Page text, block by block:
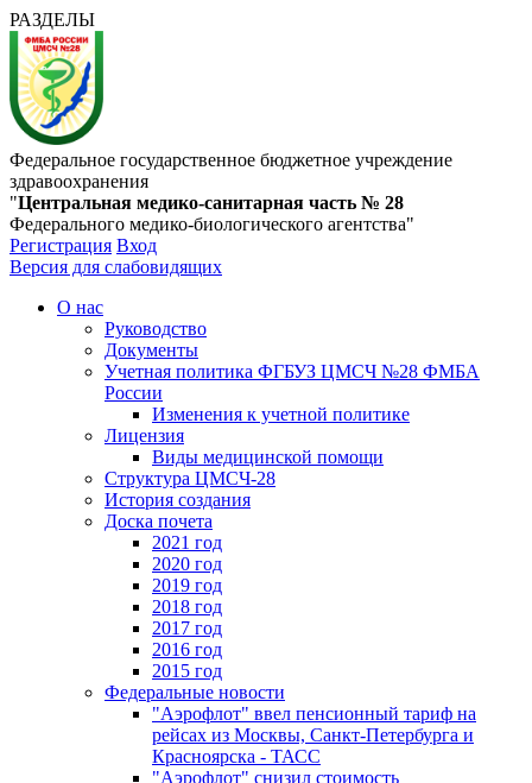
РАЗДЕЛЫ
Федеральное государственное бюджетное учреждение
здравоохранения
"Центральная медико-санитарная часть № 28
Федерального медико-биологического агентства"
Регистрация Вход
Версия для слабовидящих
О нас
Руководство
Документы
Учетная политика ФГБУЗ ЦМСЧ №28 ФМБА
России
Изменения к учетной политике
Лицензия
Виды медицинской помощи
Структура ЦМСЧ-28
История создания
Доска почета
2021 год
2020 год
2019 год
2018 год
2017 год
2016 год
2015 год
Федеральные новости
"Аэрофлот" ввел пенсионный тариф на
рейсах из Москвы, Санкт-Петербурга и
Красноярска - ТАСС
"Аэрофлот" снизил стоимость